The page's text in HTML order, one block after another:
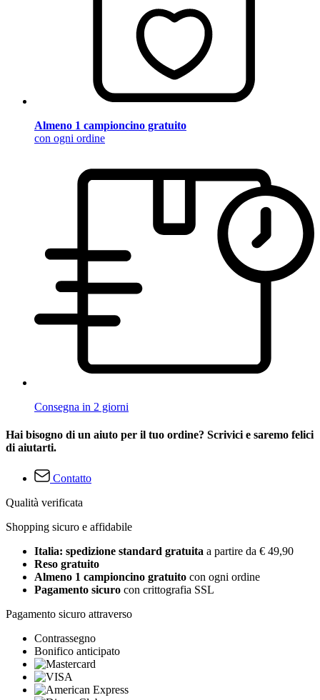
Almeno 1 campioncino gratuito
con ogni ordine
Consegna in 2 giorni
Hai bisogno di un aiuto per il tuo ordine? Scrivici e saremo felici
di aiutarti.
Contatto
Qualità verificata
Shopping sicuro e affidabile
Italia: spedizione standard gratuita a partire da € 49,90
Reso gratuito
Almeno 1 campioncino gratuito con ogni ordine
Pagamento sicuro con crittografia SSL
Pagamento sicuro attraverso
Contrassegno
Bonifico anticipato